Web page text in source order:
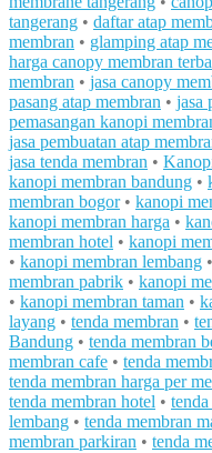
tangerang • daftar atap
membran • glamping atap
harga canopy membran
membran • jasa canopy
pasang atap membran • jasa
pemasangan kanopi
jasa pembuatan atap
jasa tenda membran •
kanopi membran bandung •
membran bogor• kanopi
kanopi membran harga •
membran hotel • kanopi
• kanopi membran lembang •
membran pabrik • kanopi
• kanopi membran taman •
layang • tenda membran •
Bandung • tenda membran
membran cafe • tenda
tenda membran harga per
tenda membran hotel •
lembang • tenda membran
membran parkiran • tenda